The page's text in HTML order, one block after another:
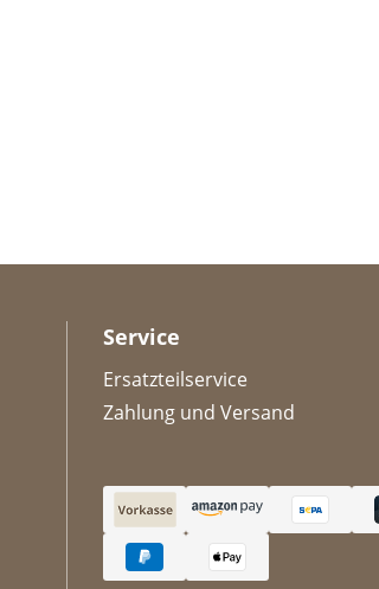
Service
Ersatzteilservice
Zahlung und Versand